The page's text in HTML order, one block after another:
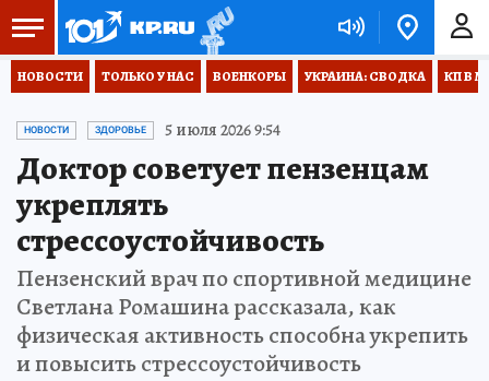
НОВОСТИ ТОЛЬКО У НАС ВОЕНКОРЫ УКРАИНА: СВОДКА КП В
НОВОСТИ ЗДОРОВЬЕ 5 июля 2026 9:54
Доктор советует пензенцам
укреплять
стрессоустойчивость
Пензенский врач по спортивной медицине
Светлана Ромашина рассказала, как
физическая активность способна укрепить
и повысить стрессоустойчивость